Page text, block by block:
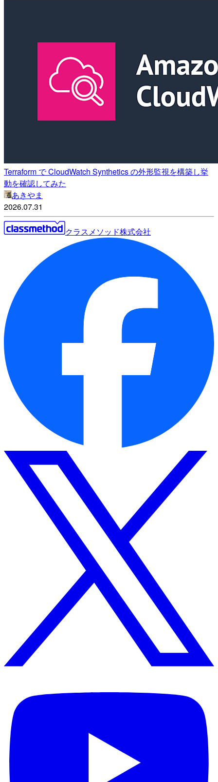
Terraform で CloudWatch Synthetics の外形監視を構築し挙
動を確認してみた
あきやま
2026.07.31
クラスメソッド株式会社